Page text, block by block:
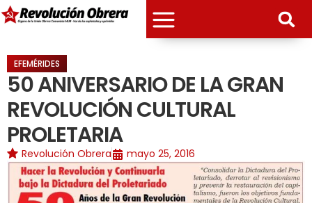
EFEMÉRIDES
50 ANIVERSARIO DE LA GRAN
REVOLUCIÓN CULTURAL
PROLETARIA
Revolución Obrera mayo 25, 2016